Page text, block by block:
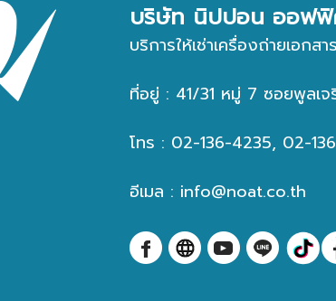
บริษัท นิปปอน ออฟฟิ
บริการให้เช่าเครื่องถ่ายเอก
ที่อยู่ : 41/31 หมู่ 7 ซอยพูลเ
โทร : 02-136-4235, 02-
อีเมล : info@noat.co.th